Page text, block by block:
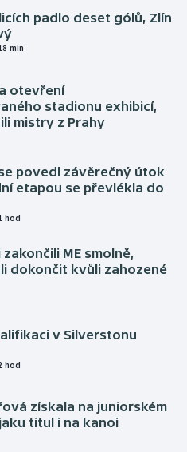
padlo deset gólů, Zlín
min
otevření
stadionu exhibicí,
mistry z Prahy
povedl závěrečný útok
etapou se převlékla do
hod
ME smolně,
dokončit kvůli zahozené
v Silverstonu
hod
získala na juniorském
titul i na kanoi